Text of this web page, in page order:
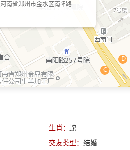
河南省郑州市金水区南阳路
生肖： 蛇
交友类型： 结婚